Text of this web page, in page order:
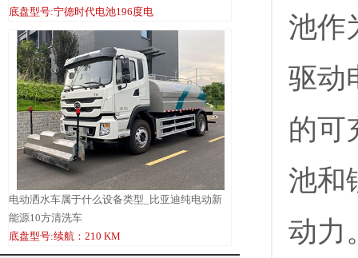
底盘型号:宁德时代电池196度电
电动洒水车属于什么设备类型_比亚迪纯电动新
能源10方清洗车
底盘型号:续航：210 KM
池作
驱动
的可
池和
动力